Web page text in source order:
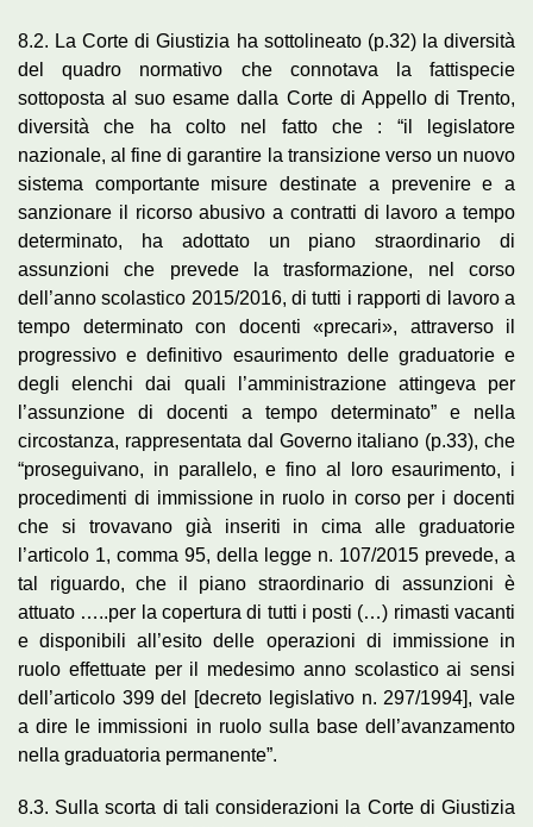
8.2. La Corte di Giustizia ha sottolineato (p.32) la diversità
del quadro normativo che connotava la fattispecie
sottoposta al suo esame dalla Corte di Appello di Trento,
diversità che ha colto nel fatto che : “il legislatore
nazionale, al fine di garantire la transizione verso un nuovo
sistema comportante misure destinate a prevenire e a
sanzionare il ricorso abusivo a contratti di lavoro a tempo
determinato, ha adottato un piano straordinario di
assunzioni che prevede la trasformazione, nel corso
dell’anno scolastico 2015/2016, di tutti i rapporti di lavoro a
tempo determinato con docenti «precari», attraverso il
progressivo e definitivo esaurimento delle graduatorie e
degli elenchi dai quali l’amministrazione attingeva per
l’assunzione di docenti a tempo determinato” e nella
circostanza, rappresentata dal Governo italiano (p.33), che
“proseguivano, in parallelo, e fino al loro esaurimento, i
procedimenti di immissione in ruolo in corso per i docenti
che si trovavano già inseriti in cima alle graduatorie
l’articolo 1, comma 95, della legge n. 107/2015 prevede, a
tal riguardo, che il piano straordinario di assunzioni è
attuato …..per la copertura di tutti i posti (…) rimasti vacanti
e disponibili all’esito delle operazioni di immissione in
ruolo effettuate per il medesimo anno scolastico ai sensi
dell’articolo 399 del [decreto legislativo n. 297/1994], vale
a dire le immissioni in ruolo sulla base dell’avanzamento
nella graduatoria permanente”.
8.3. Sulla scorta di tali considerazioni la Corte di Giustizia